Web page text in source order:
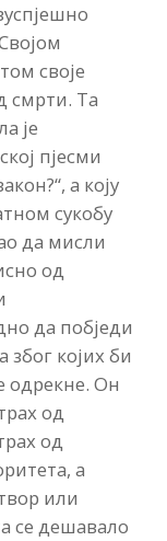
своје
смрти. Та
је
пјесми
а коју
сукобу
да мисли
од
да побједи
због којих би
одрекне. Он
од
од
а
или
се дешавало